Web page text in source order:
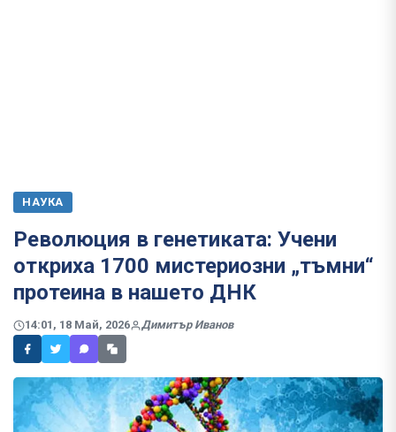
НАУКА
Революция в генетиката: Учени
откриха 1700 мистериозни „тъмни“
протеина в нашето ДНК
14:01, 18 Май, 2026 Димитър Иванов